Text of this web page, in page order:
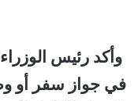
وأكد رئيس
في جواز سفر أو